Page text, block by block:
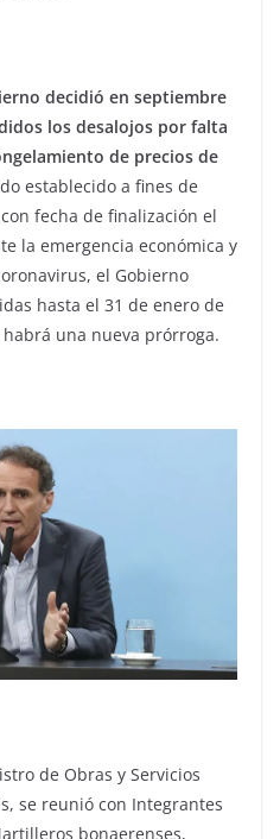
decidió en septiembre
los desalojos por falta
de precios de
establecido a fines de
fecha de finalización el
la emergencia económica y
el Gobierno
hasta el 31 de enero de
una nueva prórroga.
de Obras y Servicios
se reunió con Integrantes
bonaerenses,